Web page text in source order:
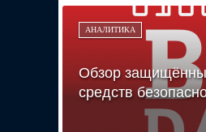
АНАЛИТИКА
Обзор
средств